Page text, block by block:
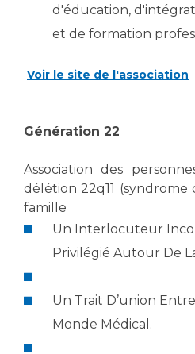
d'éducation,
et de formation
Voir le site de l'association
Génération 22
Association des
délétion 22q11
famille
Un Interlocuteur
Privilégié Autour De
Un Trait D’union
Monde Médical.